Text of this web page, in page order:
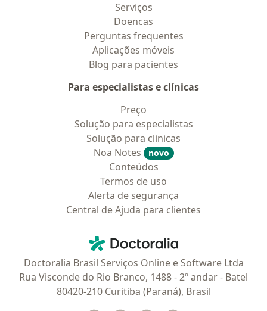
Serviços
Doencas
Perguntas frequentes
Aplicações móveis
Blog para pacientes
Para especialistas e clínicas
Preço
Solução para especialistas
Solução para clinicas
Noa Notes
novo
Conteúdos
Termos de uso
Alerta de segurança
Central de Ajuda para clientes
Doctoralia - Homepage
Doctoralia Brasil Serviços Online e Software Ltda
Rua Visconde do Rio Branco, 1488 - 2º andar - Batel
80420-210 Curitiba (Paraná), Brasil